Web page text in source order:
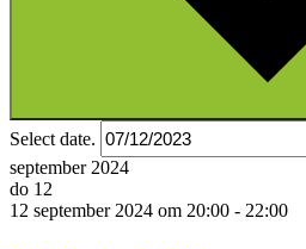
Select date.
september 2024
do 12
12 september 2024 om 20:00 - 22:00